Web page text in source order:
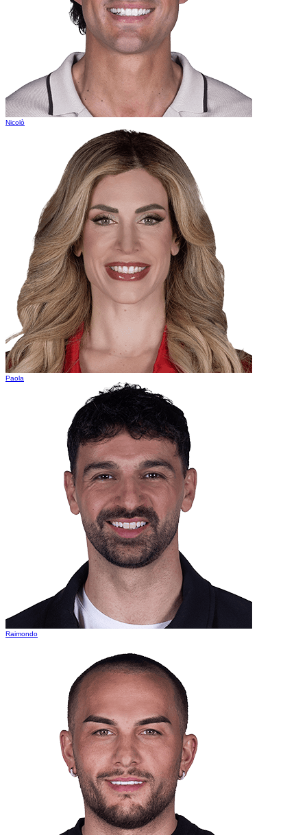
Nicolò
Paola
Raimondo